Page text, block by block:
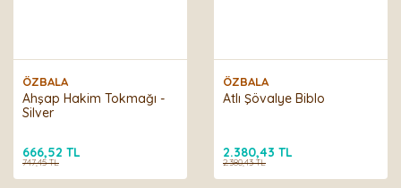
ÖZBALA
Ahşap Hakim Tokmağı -
Silver
666,52 TL
747,45 TL
ÖZBALA
Atlı Şövalye Biblo
2.380,43 TL
2.380,43 TL